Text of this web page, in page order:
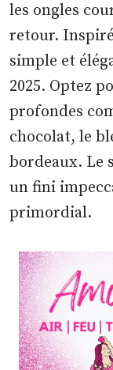
les ongles
retour.
simple et
2025. Optez
profondes
chocolat, le
bordeaux. Le
un fini
primordial.